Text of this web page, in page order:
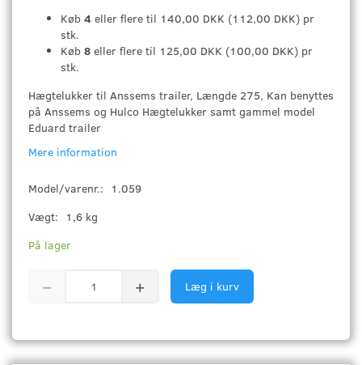
Køb 4 eller flere til 140,00 DKK (112,00 DKK) pr
stk.
Køb 8 eller flere til 125,00 DKK (100,00 DKK) pr
stk.
Hægtelukker til Anssems trailer, Længde 275, Kan benyttes
på Anssems og Hulco Hægtelukker samt gammel model
Eduard trailer
Mere information
Model/varenr.:
1.059
Vægt:
1,6 kg
På lager
Læg i kurv